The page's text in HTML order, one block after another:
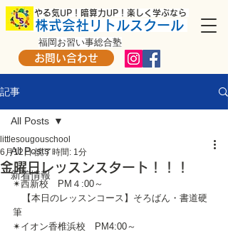
​ やる気UP！暗算力UP！楽しく学ぶなら
株式会社リトルスクール
お問い合わせ
福岡お習い事総合塾
記事
All Posts
新着情報
All Posts
金曜日レッスンスタート！！！
littlesougouschool
6月12日 読了時間: 1分
✴西新校　PM４:00～
【本日のレッスンコース】そろばん・書道硬
筆
✴イオン香椎浜校　PM4:00～